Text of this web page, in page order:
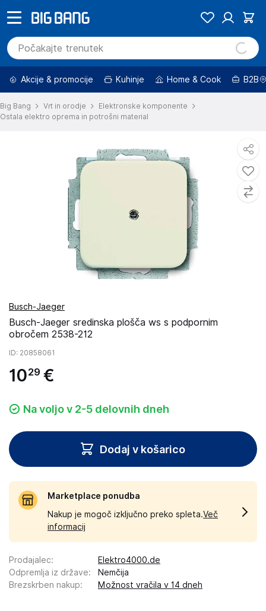
Akcije & promocije Kuhinje Home & Cook B2B
Big Bang Vrt in orodje
Elektronske komponente
Ostala elektro oprema in potrošni material
Busch-Jaeger
Busch-Jaeger sredinska plošča ws s podpornim
obročem 2538-212
ID: 20858061
1029 €
Na voljo v 2-5 delovnih dneh
Dodaj v košarico
Marketplace ponudba
Nakup je mogoč izključno preko spleta.Več
informacij
Prodajalec:
Elektro4000.de
Odpremlja iz države:
Nemčija
Brezskrben nakup: Možnost vračila v 14 dneh